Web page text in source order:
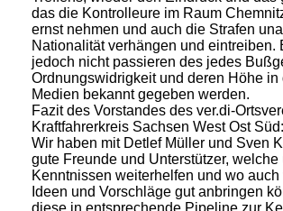
das die Kontrolleure im Raum
ernst nehmen und auch die Strafen
Nationalität verhängen und eintreiben.
jedoch nicht passieren des jedes
Ordnungswidrigkeit und deren Höhe in
Medien bekannt gegeben werden.
Fazit des Vorstandes des ver.di-
Kraftfahrerkreis Sachsen West Ost Süd:
Wir haben mit Detlef Müller und Sven
gute Freunde und Unterstützer, welche
Kenntnissen weiterhelfen und wo
Ideen und Vorschläge gut anbringen
diese in entsprechende Pipeline zur